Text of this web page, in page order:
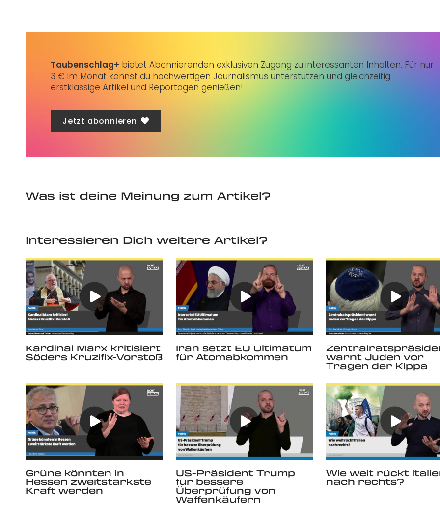
Taubenschlag+ bietet Abonnierenden exklusiven Zugang zu interessanten Inhalten. Für nur
3 € im Monat kannst du hochwertigen Journalismus unterstützen und gleichzeitig
erstklassige Artikel und Reportagen genießen!
Jetzt abonnieren
Was ist deine Meinung zum Artikel?
Interessieren Dich weitere Artikel?
Kardinal Marx kritisiert
Söders Kruzifix-Vorstoß
Iran setzt EU Ultimatum
für Atomabkommen warnt Juden vor
Tragen der Kippa
Grüne könnten in
Hessen zweitstärkste
Kraft werden
US-Präsident Trump
für bessere
Überprüfung von
Waffenkäufern
Wie weit rückt
nach rechts?